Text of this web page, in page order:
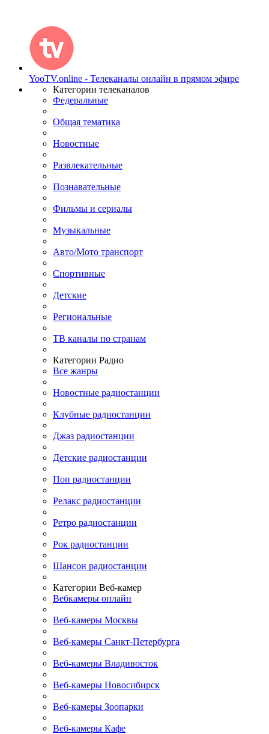
YooTV.online - Телеканалы онлайн в прямом эфире
Категории телеканалов
Федеральные
Общая тематика
Новостные
Развлекательные
Познавательные
Фильмы и сериалы
Музыкальные
Авто/Мото транспорт
Спортивные
Детские
Региональные
ТВ каналы по странам
Категории Радио
Все жанры
Новостные радиостанции
Клубные радиостанции
Джаз радиостанции
Детские радиостанции
Поп радиостанции
Релакс радиостанции
Ретро радиостанции
Рок радиостанции
Шансон радиостанции
Категории Веб-камер
Вебкамеры онлайн
Веб-камеры Москвы
Веб-камеры Санкт-Петербурга
Веб-камеры Владивосток
Веб-камеры Новосибирск
Веб-камеры Зоопарки
Веб-камеры Кафе